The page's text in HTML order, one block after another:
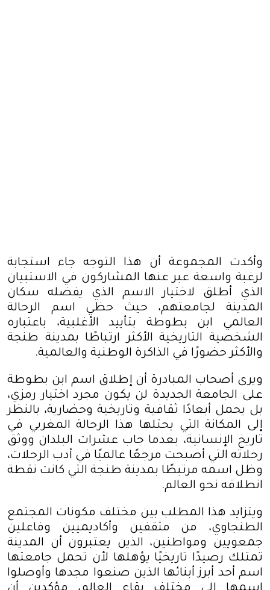
وأكدت المجموعة أن هذا التوجه جاء استجابة
لرغبة واسعة عبر عنها المشاركون في الاستبيان
الذي أطلق لاختيار الاسم الذي يفضله سكان
المدينة لجامعتهم، حيث حظي اسم الرحالة
العالمي ابن بطوطة بتأييد الأغلبية، باعتباره
الشخصية التاريخية الأكثر ارتباطًا بمدينة طنجة
والأكثر حضورًا في الذاكرة الوطنية والعالمية.
ويرى أصحاب المبادرة أن إطلاق اسم ابن بطوطة
على الجامعة الجديدة لن يكون مجرد اختيار رمزي،
بل يحمل أبعادًا ثقافية وتاريخية وحضارية، بالنظر
إلى المكانة التي يحتلها هذا الرحالة المغربي في
تاريخ الإنسانية، بعدما جاب عشرات البلدان ووثق
رحلاته التي أصبحت مرجعًا عالميًا في أدب الرحلات،
وظل اسمه مرتبطًا بمدينة طنجة التي كانت نقطة
انطلاقه نحو العالم.
ويتزايد هذا المطلب بين مختلف مكونات المجتمع
الطنجاوي، من مثقفين وأكاديميين وفاعلين
جمعويين ومواطنين، الذين يعتبرون أن المدينة
تمتلك رصيدًا تاريخيًا يؤهلها لأن تحمل جامعتها
اسم أحد أبرز أبنائها الذين صنعوا مجدها وأوصلوا